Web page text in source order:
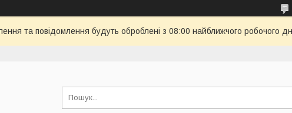
та повідомлення будуть оброблені з 08:00 найближчого робочого